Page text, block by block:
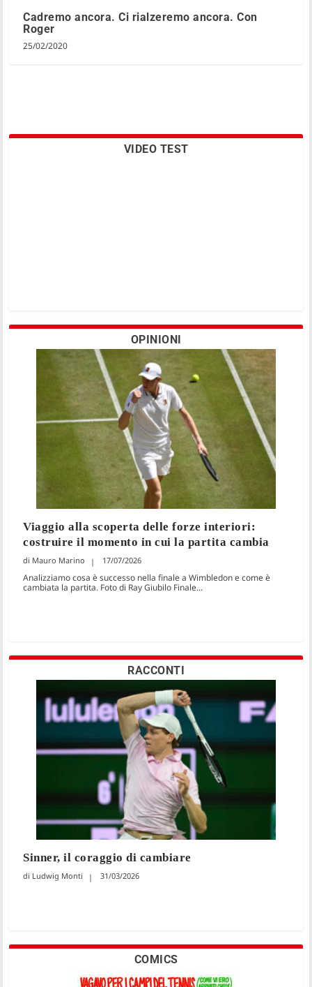
Cadremo ancora. Ci rialzeremo ancora. Con
Roger
25/02/2020
VIDEO TEST
OPINIONI
Viaggio alla scoperta delle forze interiori:
costruire il momento in cui la partita cambia
Mauro Marino 17/07/2026
Analizziamo cosa è successo nella finale a Wimbledon e come è
cambiata la partita. Foto di Ray Giubilo Finale...
RACCONTI
Sinner, il coraggio di cambiare
Ludwig Monti 31/03/2026
COMICS